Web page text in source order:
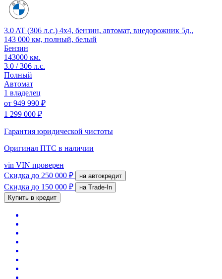
3.0 AT (306 л.с.) 4x4, бензин, автомат, внедорожник 5д.,
143 000 км, полный, белый
Бензин
143000 км.
3.0 / 306 л.с.
Полный
Автомат
1 владелец
от 949 990 ₽
1 299 000 ₽
Гарантия юридической чистоты
Оригинал ПТС в наличии
vin VIN проверен
Скидка до 250 000 ₽ на автокредит
Скидка до 150 000 ₽
на Trade-In
Купить в кредит